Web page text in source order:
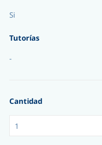
Si
Tutorías
-
Cantidad